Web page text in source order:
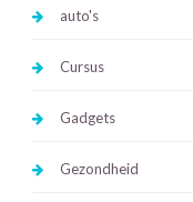
auto's
Cursus
Gadgets
Gezondheid